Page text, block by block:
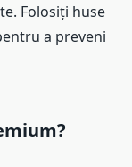
Folosiți huse
a preveni
?